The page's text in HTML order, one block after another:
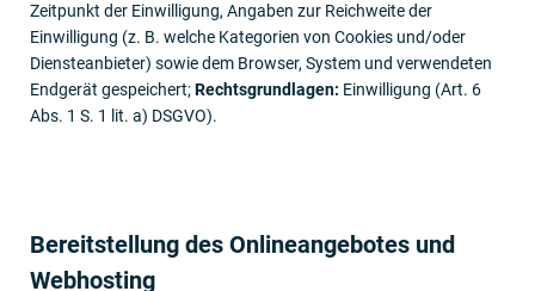
Zeitpunkt der Einwilligung, Angaben zur Reichweite der
Einwilligung (z. B. welche Kategorien von Cookies und/oder
Diensteanbieter) sowie dem Browser, System und verwendeten
Endgerät gespeichert;Rechtsgrundlagen: Einwilligung (Art. 6
Abs. 1 S. 1 lit. a) DSGVO).
Bereitstellung des Online­angebotes und
Webhosting